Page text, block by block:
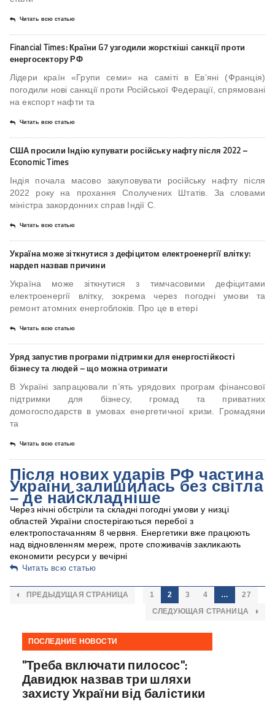
Читать всю статью
Financial Times: Країни G7 узгодили жорсткіші санкції проти
енергосектору РФ
Лідери країн «Групи семи» на саміті в Ев’яні (Франція)
погодили нові санкції проти Російської Федерації, спрямовані
на експорт нафти та
Читать всю статью
США просили Індію купувати російську нафту після 2022 –
Economic Times
Індія почала масово закуповувати російську нафту після
2022 року на прохання Сполучених Штатів. За словами
міністра закордонних справ Індії С.
Читать всю статью
Україна може зіткнутися з дефіцитом електроенергії влітку:
нардеп назвав причини
Україна може зіткнутися з тимчасовими дефіцитами
електроенергії влітку, зокрема через погодні умови та
ремонт атомних енергоблоків. Про це в етері
Читать всю статью
Уряд запустив програми підтримки для енергостійкості
бізнесу та людей – що можна отримати
В Україні запрацювали п’ять урядових програм фінансової
підтримки для бізнесу, громад та приватних
домогосподарств в умовах енергетичної кризи. Громадяни
та
Читать всю статью
Після нових ударів РФ частина
України залишилась без світла
– де найскладніше
Через нічні обстріли та складні погодні умови у низці
областей України спостерігаються перебої з
електропостачанням 8 червня. Енергетики вже працюють
над відновленням мереж, проте споживачів закликають
економити ресурси у вечірні
Читать всю статью
ПРЕДЫДУЩАЯ СТРАНИЦА 1 2 3 4 …
27
СЛЕДУЮЩАЯ СТРАНИЦА
ПОСЛЕДНИЕ НОВОСТИ
"Треба включати пилосос":
Давидюк назвав три шляхи
захисту України від балістики